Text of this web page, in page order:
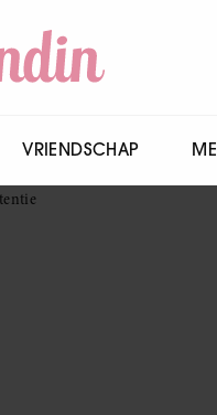
VRIENDSCHAP